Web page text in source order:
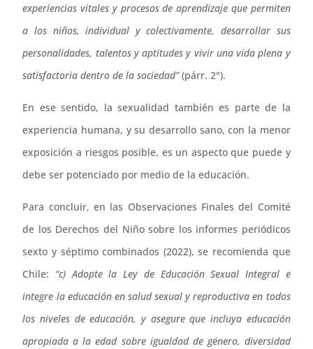
experiencias vitales y procesos de aprendizaje que permiten
a los niños, individual y colectivamente, desarrollar sus
personalidades, talentos y aptitudes y vivir una vida plena y
satisfactoria dentro de la sociedad”(párr. 2°).
En ese sentido, la sexualidad también es parte de la
experiencia humana, y su desarrollo sano, con la menor
exposición a riesgos posible, es un aspecto que puede y
debe ser potenciado por medio de la educación.
Para concluir, en las Observaciones Finales del Comité
de los Derechos del Niño sobre los informes periódicos
sexto y séptimo combinados (2022), se recomienda que
Chile: “c) Adopte la Ley de Educación Sexual Integral e
integre la educación en salud sexual y reproductiva en todos
los niveles de educación, y asegure que incluya educación
apropiada a la edad sobre igualdad de género, diversidad